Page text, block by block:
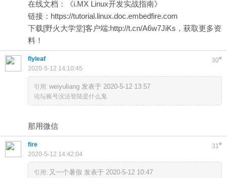
在线文档：《i.MX Linux开发实战指南》
链接： https://tutorial.linux.doc.embedfire.com
下载[野火大学堂]客户端:http://t.cn/A6w7JiKs ，获取更多资
料！
30#
flyleaf
2020-5-12 14:10:45
引用: weiyuliang 发表于 2020-5-12 13:57
论坛账号没法登陆是什么鬼
那用微信
31#
fire
2020-5-12 14:42:04
引用: 又一个暑假 发表于 2020-5-12 10:47